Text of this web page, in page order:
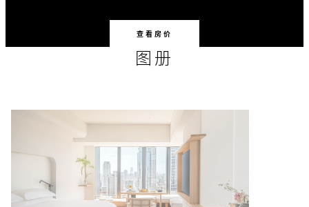
查看房价
图册